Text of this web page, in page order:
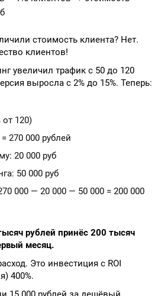
стоимость клиента? Нет.
клиентов!
увеличил трафик с 50 до 120
выросла с 2% до 15%. Теперь:
от 120)
270 000 рублей
20 000 руб
50 000 руб
000 — 20 000 — 50 000 = 200 000
рублей принёс 200 тысяч
месяц.
Это инвестиция с ROI
400%.